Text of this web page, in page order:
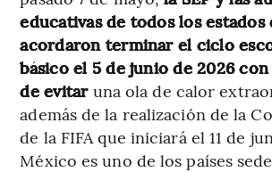
educativas de todos los estados
acordaron terminar el ciclo
básico el 5 de junio de 2026
de evitaruna ola de calor
además de la realización de la
de la FIFA que iniciará el 11 de
México es uno de los países